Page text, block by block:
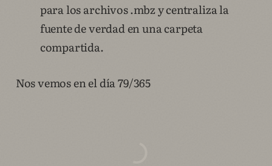
para los archivos .mbz y centraliza la
fuente de verdad en una carpeta
compartida.
Nos vemos en el día 79/365